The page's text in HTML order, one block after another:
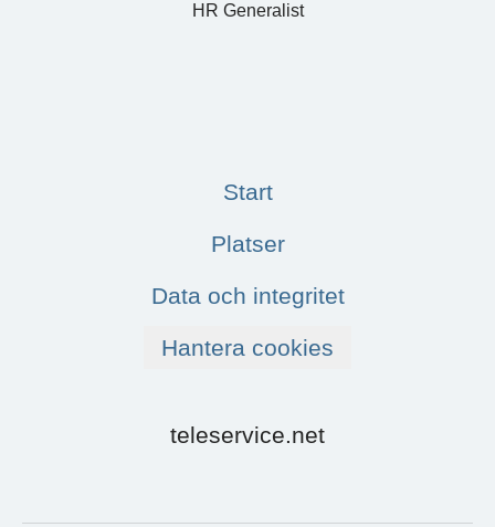
HR Generalist
Start
Platser
Data och integritet
Hantera cookies
teleservice.net